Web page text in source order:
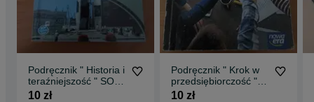
Podręcznik " Historia i
teraźniejszość " SOP
Oświatowiec Toruń
10 zł
Podręcznik " Krok w
przedsiębiorczość "
Nowa Era
10 zł